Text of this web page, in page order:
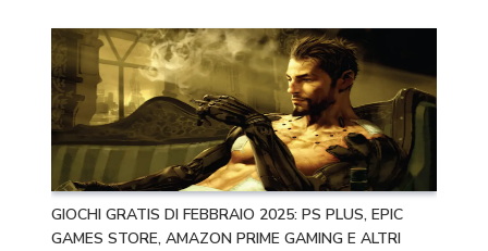
GIOCHI GRATIS DI FEBBRAIO 2025: PS PLUS, EPIC
GAMES STORE, AMAZON PRIME GAMING E ALTRI